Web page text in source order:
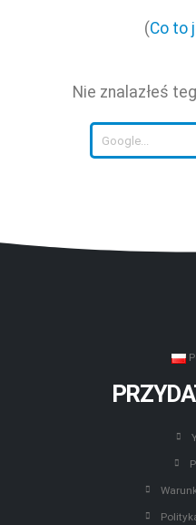
(Co to
Nie znalazłeś